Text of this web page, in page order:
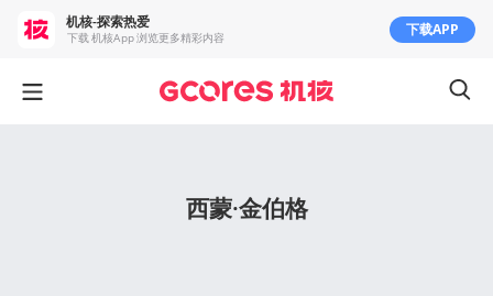
西蒙·金伯格
机核-探索热爱
下载 机核App 浏览更多精彩内容 下载APP